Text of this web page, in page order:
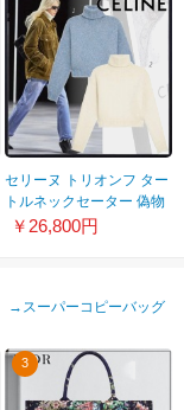
セリーヌ トリオンフ ター
トルネックセーター 偽物
アルパカウール 2色
￥26,800円
→ スーパーコピーバッグ
3